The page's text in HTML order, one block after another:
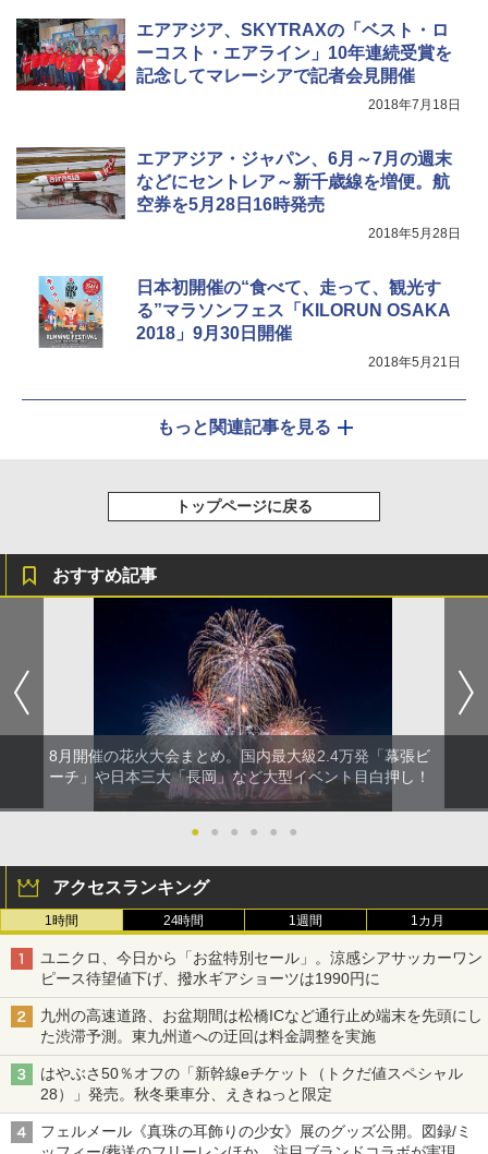
[キャンパーズコレクション 山善] 傘みたいに
広げるだけ パッとサッとテント キューブワ
イド ブラックコーティング フルクローズ メ
￥-
￥1,180
HYREKK 八角形タープ 防水タープ 3×4.5m
￥6,579
エアアジア、SKYTRAXの「ベスト・ロ
ーコスト・エアライン」10年連続受賞を
記念してマレーシアで記者会見開催
2018年7月18日
エアアジア・ジャパン、6月～7月の週末
などにセントレア～新千歳線を増便。航
空券を5月28日16時発売
2018年5月28日
日本初開催の“食べて、走って、観光す
る”マラソンフェス「KILORUN OSAKA
2018」9月30日開催
2018年5月21日
もっと関連記事を見る
トップページに戻る
おすすめ記事
8月開催の花火大会まとめ。国内最大級2.4万発「幕張ビ
ーチ」や日本三大「長岡」など大型イベント目白押し！
● ● ● ● ● ●
アクセスランキング
1時間 24時間 1週間 1カ月
ユニクロ、今日から「お盆特別セール」。涼感シアサッカーワン
ピース待望値下げ、撥水ギアショーツは1990円に
九州の高速道路、お盆期間は松橋ICなど通行止め端末を先頭にし
た渋滞予測。東九州道への迂回は料金調整を実施
はやぶさ50％オフの「新幹線eチケット（トクだ値スペシャル
28）」発売。秋冬乗車分、えきねっと限定
フェルメール《真珠の耳飾りの少女》展のグッズ公開。図録/ミ